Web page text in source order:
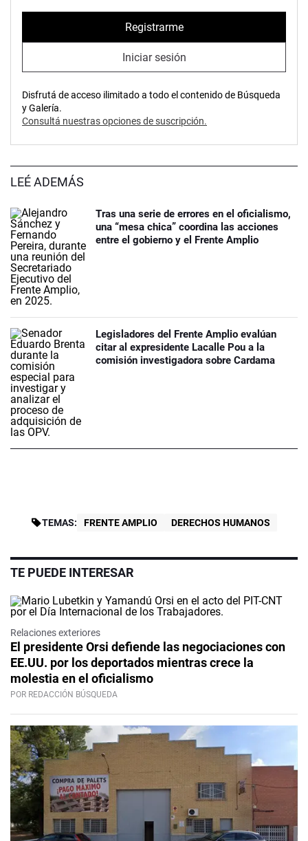
Registrarme
Iniciar sesión
Disfrutá de acceso ilimitado a todo el contenido de Búsqueda
y Galería.
Consultá nuestras opciones de suscripción.
LEÉ ADEMÁS
Tras una serie de errores en el oficialismo,
una “mesa chica” coordina las acciones
entre el gobierno y el Frente Amplio
Legisladores del Frente Amplio evalúan
citar al expresidente Lacalle Pou a la
comisión investigadora sobre Cardama
TEMAS: FRENTE AMPLIO DERECHOS HUMANOS
TE PUEDE INTERESAR
Relaciones exteriores
El presidente Orsi defiende las negociaciones con
EE.UU. por los deportados mientras crece la
molestia en el oficialismo
POR REDACCIÓN BÚSQUEDA